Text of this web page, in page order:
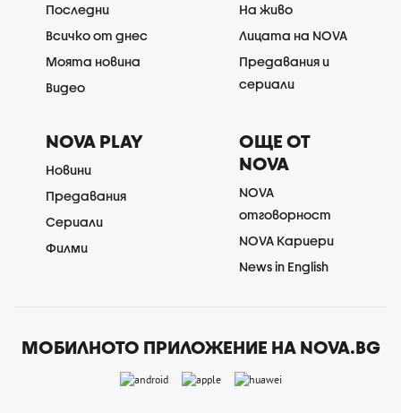
Последни
Всичко от днес
Моята новина
Видео
На живо
Лицата на NOVA
Предавания и
сериали
NOVA PLAY
Новини
Предавания
Сериали
Филми
ОЩЕ ОТ
NOVA
NOVA
отговорност
NOVA Кариери
News in English
МОБИЛНОТО ПРИЛОЖЕНИЕ НА NOVA.BG